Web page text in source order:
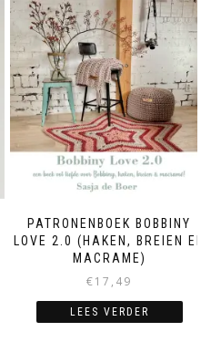
PATRONENBOEK BOBBINY
LOVE 2.0 (HAKEN, BREIEN EN
MACRAME)
€17,49
LEES VERDER